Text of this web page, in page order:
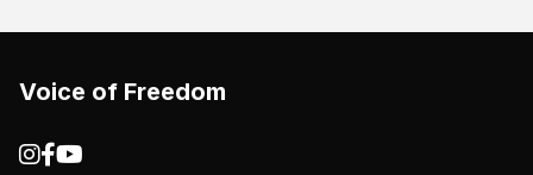
Voice of Freedom